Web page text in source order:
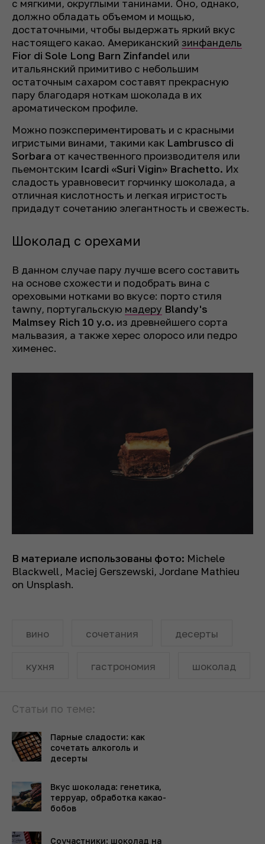
с мягкими, округлыми танинами. Оно, однако,
должно обладать объемом и мощью,
достаточными, чтобы выдержать яркий вкус
настоящего какао. Американский зинфандель
Fior di Sole Long Barn Zinfandel или
итальянский примитиво с небольшим
остаточным сахаром составят прекрасную
пару благодаря ноткам шоколада в их
ароматическом профиле.
Можно поэкспериментировать и с красными
игристыми винами, такими как Lambrusco di
Sorbara от качественного производителя или
пьемонтским Icardi «Suri Vigin» Brachetto. Их
сладость уравновесит горчинку шоколада, а
отличная кислотность и легкая игристость
придадут сочетанию элегантность и свежесть.
Шоколад с орехами
В данном случае пару лучше всего составить
на основе схожести и подобрать вина с
ореховыми нотками во вкусе: порто стиля
tawny, португальскую мадеру Blandy's
Malmsey Rich 10 y.o. из древнейшего сорта
мальвазия, а также херес олоросо или педро
хименес.
В материале использованы фото: Michele
Blackwell, Maciej Gerszewski, Jordane Mathieu
on Unsplash.
вино сочетания десерты
кухня гастрономия шоколад
Статьи по теме:
Парные сладости: как
сочетать алкоголь и
десерты
Вкус шоколада: генетика,
терруар, обработка какао-
бобов
Соучастники: шоколад на